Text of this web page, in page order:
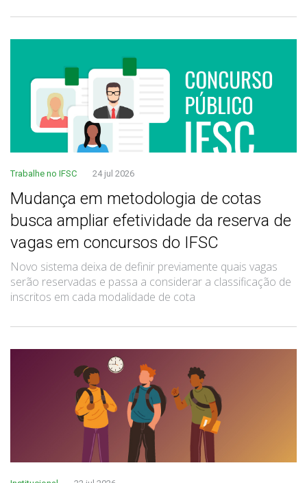
Trabalhe no IFSC 24 jul 2026
Mudança em metodologia de cotas
busca ampliar efetividade da reserva de
vagas em concursos do IFSC
Novo sistema deixa de definir previamente quais vagas
serão reservadas e passa a considerar a classificação de
inscritos em cada modalidade de cota